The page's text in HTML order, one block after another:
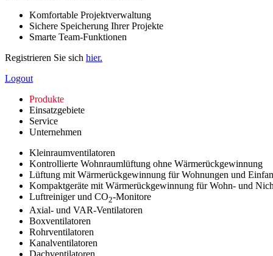
Komfortable Projektverwaltung
Sichere Speicherung Ihrer Projekte
Smarte Team-Funktionen
Registrieren Sie sich hier.
Logout
Produkte
Einsatzgebiete
Service
Unternehmen
Kleinraumventilatoren
Kontrollierte Wohnraumlüftung ohne Wärmerückgewinnung
Lüftung mit Wärmerückgewinnung für Wohnungen und
Kompaktgeräte mit Wärmerückgewinnung für Wohn- und
Luftreiniger und CO2-Monitore
Axial- und VAR-Ventilatoren
Boxventilatoren
Rohrventilatoren
Kanalventilatoren